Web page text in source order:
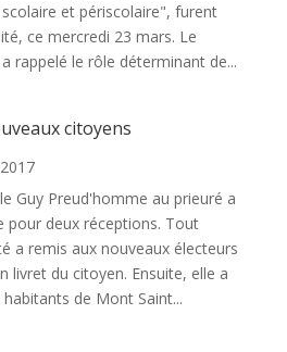
et périscolaire", furent
ce mercredi 23 mars. Le
rappelé le rôle déterminant de...
citoyens
Guy Preud'homme au prieuré a
pour deux réceptions. Tout
a remis aux nouveaux électeurs
livret du citoyen. Ensuite, elle a
de Mont Saint...